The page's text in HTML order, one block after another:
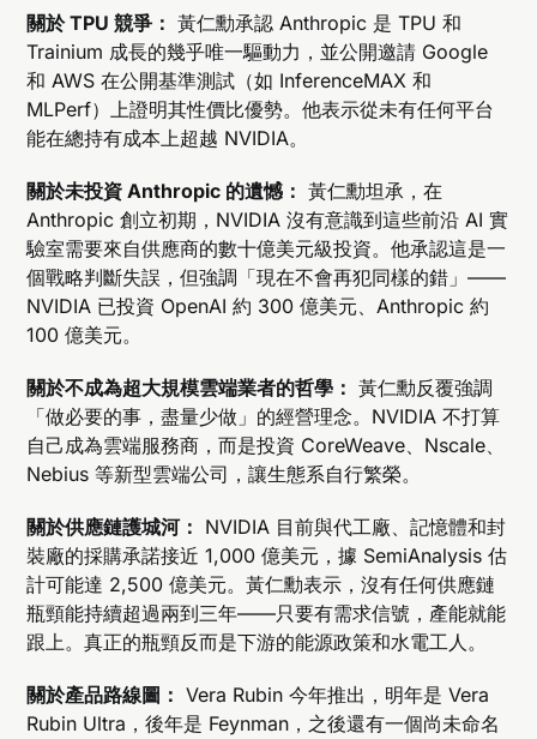
關於 TPU 競爭： 黃仁勳承認 Anthropic 是 TPU 和
Trainium 成長的幾乎唯一驅動力，並公開邀請 Google
和 AWS 在公開基準測試（如 InferenceMAX 和
MLPerf）上證明其性價比優勢。他表示從未有任何平台
能在總持有成本上超越 NVIDIA。
關於未投資 Anthropic 的遺憾： 黃仁勳坦承，在
Anthropic 創立初期，NVIDIA 沒有意識到這些前沿 AI 實
驗室需要來自供應商的數十億美元級投資。他承認這是一
個戰略判斷失誤，但強調「現在不會再犯同樣的錯」——
NVIDIA 已投資 OpenAI 約 300 億美元、Anthropic 約
100 億美元。
關於不成為超大規模雲端業者的哲學： 黃仁勳反覆強調
「做必要的事，盡量少做」的經營理念。NVIDIA 不打算
自己成為雲端服務商，而是投資 CoreWeave、Nscale、
Nebius 等新型雲端公司，讓生態系自行繁榮。
關於供應鏈護城河： NVIDIA 目前與代工廠、記憶體和封
裝廠的採購承諾接近 1,000 億美元，據 SemiAnalysis 估
計可能達 2,500 億美元。黃仁勳表示，沒有任何供應鏈
瓶頸能持續超過兩到三年——只要有需求信號，產能就能
跟上。真正的瓶頸反而是下游的能源政策和水電工人。
關於產品路線圖： Vera Rubin 今年推出，明年是 Vera
Rubin Ultra，後年是 Feynman，之後還有一個尚未命名